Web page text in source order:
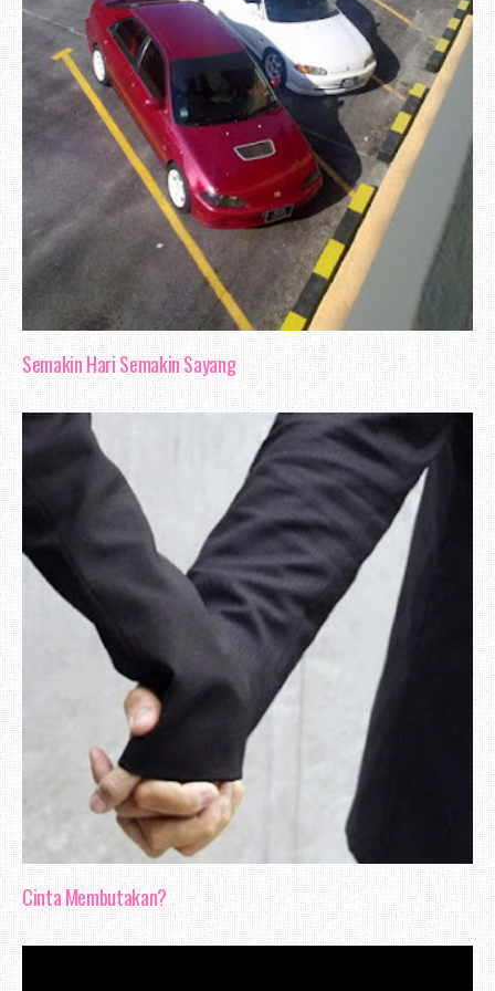
jari.
Apa yang di harapkan kepelbagaian
membolehkan pelbagai urusan boleh
mudah. Tapi, kadangkala harapan
kata pepatah, indah khabar dari rupa.
berkongsi pendapat aku tentang
rasa perkhidmatannya belum boleh
sebagai yang terbaik.
Pejabat Pos. Umum, pejabat pos ni
Pelbagai urusan boleh di lakukan di
bulan Januari, aku ingin memperbaharui
jalan di pejabat pos, disebabkan masa
pejabat pos adalah tempat yang
menjadi hampa apabila setelah hampir
giliran, insurans tak boleh di
Semakin Hari Semakin Sayang
Cinta Membutakan?